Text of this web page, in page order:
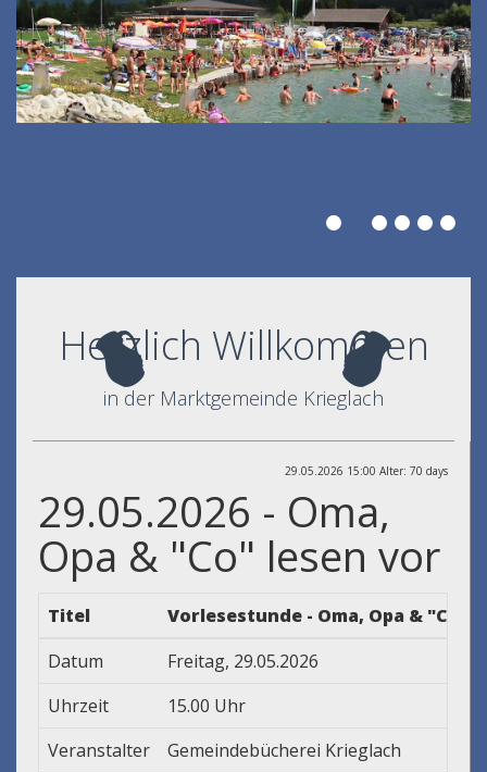
Herzlich Willkommen
in der Marktgemeinde Krieglach
29.05.2026 15:00 Alter: 70 days
29.05.2026 - Oma,
Opa & "Co" lesen vor
Titel
Vorlesestunde - Oma, Opa & "Co"
Datum
Freitag, 29.05.2026
Uhrzeit
15.00 Uhr
Veranstalter
Gemeindebücherei Krieglach